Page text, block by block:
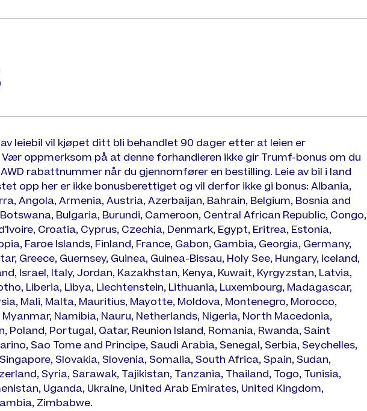
leiebil vil kjøpet ditt bli behandlet 90 dager etter at leien er
oppmerksom på at denne forhandleren ikke gir Trumf-bonus om du
rabattnummer når du gjennomfører en bestilling. Leie av bil i land
opp her er ikke bonusberettiget og vil derfor ikke gi bonus: Albania,
Angola, Armenia, Austria, Azerbaijan, Bahrain, Belgium, Bosnia and
Bulgaria, Burundi, Cameroon, Central African Republic, Congo,
Croatia, Cyprus, Czechia, Denmark, Egypt, Eritrea, Estonia,
Faroe Islands, Finland, France, Gabon, Gambia, Georgia, Germany,
Greece, Guernsey, Guinea, Guinea-Bissau, Holy See, Hungary, Iceland,
Israel, Italy, Jordan, Kazakhstan, Kenya, Kuwait, Kyrgyzstan, Latvia,
Liberia, Libya, Liechtenstein, Lithuania, Luxembourg, Madagascar,
Mali, Malta, Mauritius, Mayotte, Moldova, Montenegro, Morocco,
Namibia, Nauru, Netherlands, Nigeria, North Macedonia,
Poland, Portugal, Qatar, Reunion Island, Romania, Rwanda, Saint
Sao Tome and Principe, Saudi Arabia, Senegal, Serbia, Seychelles,
Slovakia, Slovenia, Somalia, South Africa, Spain, Sudan,
Syria, Sarawak, Tajikistan, Tanzania, Thailand, Togo, Tunisia,
Uganda, Ukraine, United Arab Emirates, United Kingdom,
Zimbabwe.